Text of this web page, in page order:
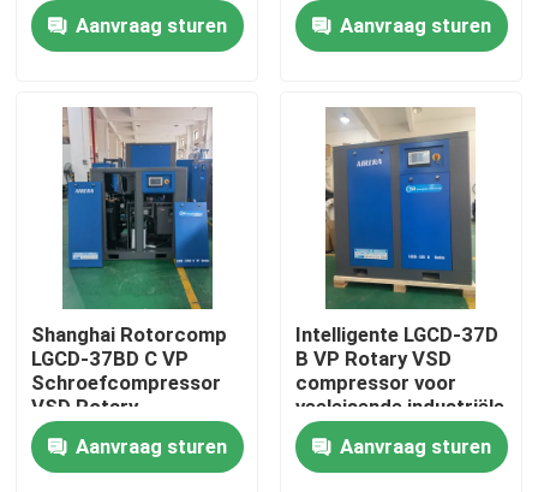
Huis
Videos
Ongeveer ons
Fabrieksreis
Kwaliteitscontrole
Contacteer ons
Aanvraag sturen
Aanvraag sturen
Shanghai Rotorcomp
LGCD-37BD C VP
Schroefcompressor
VSD Rotary
Compressor voor
hoge luchtvochtigheid
Aanvraag sturen
Intelligente LGCD-37D
B VP Rotary VSD
compressor voor
veeleisende industriële
omgevingen
Aanvraag sturen